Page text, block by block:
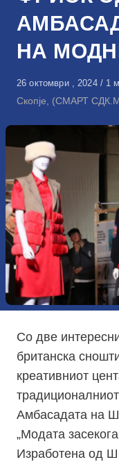
НА
Објавено
на
26 октомври , 2024 1
Скопје, (СМАРТ
Со две
британска
креативниот
Амбасадата на
„Модата
Изработена од